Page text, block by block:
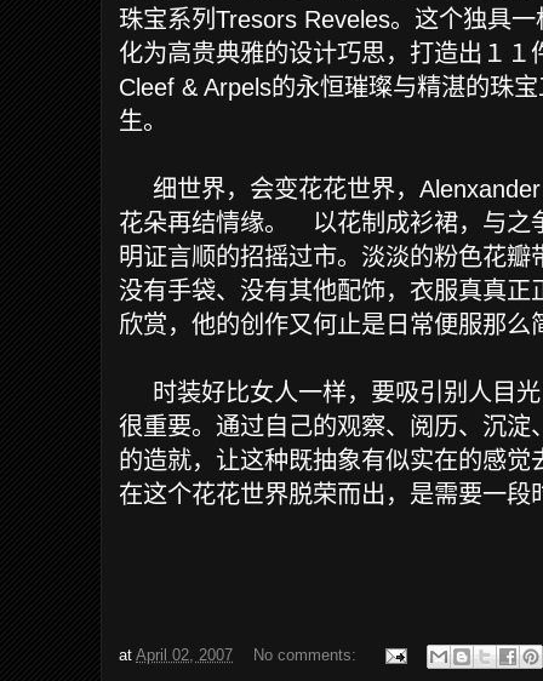
珠宝系列Tresors Reveles。这个独具
化为高贵典雅的设计巧思，打造出１
Cleef & Arpels的永恒璀璨与精湛的珠
生。
细世界，会变花花世界，
花朵再结情缘。 以花制成衫裙，与之
明证言顺的招摇过市。淡淡的粉色花瓣
没有手袋、没有其他配饰，衣服真真
欣赏，他的创作又何止是日常便服那么
时装好比女人一样，要吸引别人目
很重要。通过自己的观察、阅历、沉
的造就，让这种既抽象有似实在的感
在这个花花世界脱荣而出，是需要一段
atApril 02, 2007 No comments: